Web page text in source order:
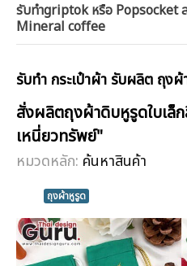
รับทำgriptok หรือ Popsocket
Mineral coffee
รับทำ กระเป๋าผ้า รับผลิต ถุง
สั่งผลิตถุงผ้าดิบหูรูดใบเล็
เหนี่ยวทรัพย์"
หมวดหลัก: ค้นหาสินค้า
ถุงผ้าหูรูด